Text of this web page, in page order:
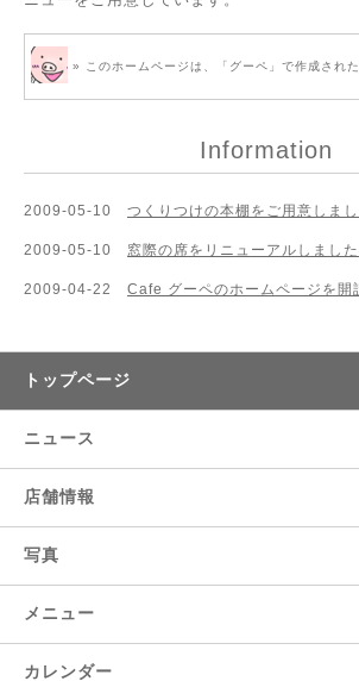
» このホームページは、 「グーペ」 で作成され
Information
2009-05-10 つくりつけの本棚をご用意しま
2009-05-10 窓際の席をリニューアルしました
2009-04-22 Cafe グーペのホームページを開
トップページ
ニュース
店舗情報
写真
メニュー
カレンダー